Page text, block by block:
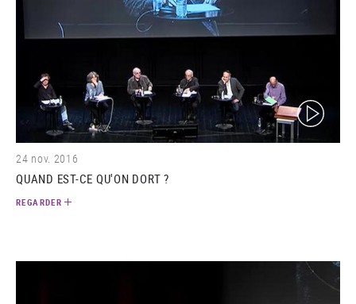
(video)
24 nov. 2016
QUAND EST-CE QU'ON DORT ?
REGARDER